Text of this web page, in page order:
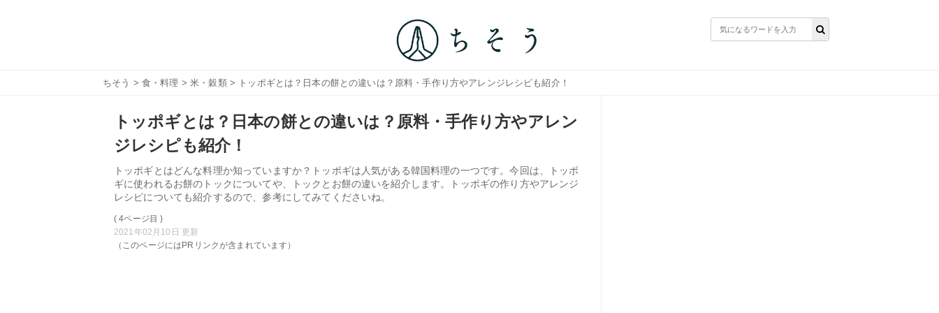
ちそう > 食・料理 >米・穀類> トッポギとは？日本の餅との違いは？原料・手作り方やアレンジレシピも紹介！
トッポギとは？日本の餅との違いは？原料・手作り方やアレン
ジレシピも紹介！
トッポギとはどんな料理か知っていますか？トッポギは人気がある韓国料理の一つです。今回は、トッポ
ギに使われるお餅のトックについてや、トックとお餅の違いを紹介します。トッポギの作り方やアレンジ
レシピについても紹介するので、参考にしてみてくださいね。
( 4ページ目 )
2021年02月10日 更新
（このページにはPRリンクが含まれています）